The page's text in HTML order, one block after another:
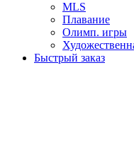
MLS
Плавание
Олимп. игры
Быстрый заказ